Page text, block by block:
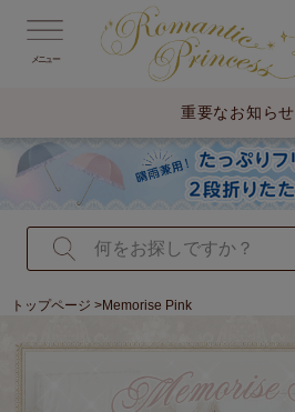
メニュー
重要なお知らせ
トップページ >Memorise Pink